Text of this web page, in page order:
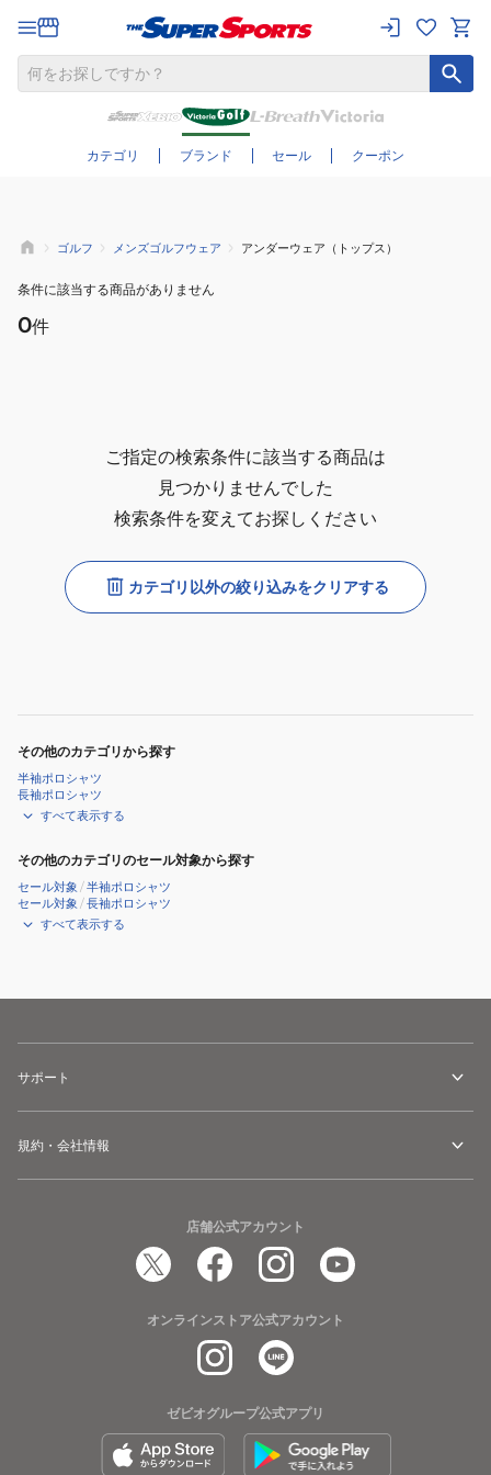
カテゴリ ブランド セール クーポン
さらに絞り込む
ゴルフ メンズゴルフウェア アンダーウェア（トップス）
条件に該当する商品がありません
0件
ご指定の検索条件に該当する商品は
見つかりませんでした
検索条件を変えてお探しください
カテゴリ以外の絞り込みをクリアする
その他のカテゴリから探す
半袖ポロシャツ
長袖ポロシャツ
すべて表示する
その他のカテゴリのセール対象から探す
セール対象 /半袖ポロシャツ
セール対象 /長袖ポロシャツ
すべて表示する
サポート
規約・会社情報
店舗公式アカウント
オンラインストア公式アカウント
ゼビオグループ公式アプリ